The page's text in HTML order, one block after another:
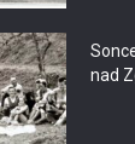
nad